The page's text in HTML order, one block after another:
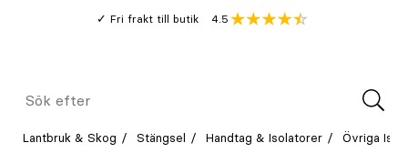
Fri frakt till butik
Genomsnitt
4.5
Meny
Sök
Lantbruk & Skog Stängsel Handtag & Isolatorer Övriga